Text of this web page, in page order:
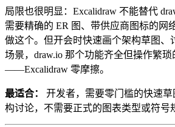
局限也很明显：Excalidraw 不能替代
需要精确的 ER 图、带供应商图标的网
做这个。但开会时快速画个架构草图、
场景，draw.io 那个功能齐全但操作繁
——Excalidraw 零摩擦。
最适合：
开发者，需要零门槛的快速
构讨论，不需要正式的图表类型或符号